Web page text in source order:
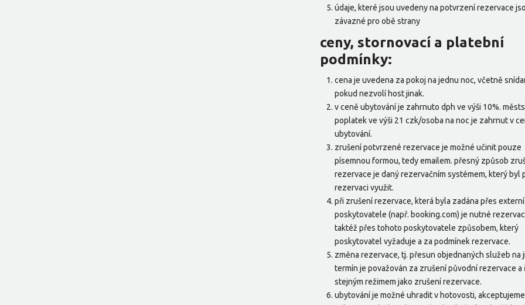
údaje, které jsou uvedeny na potvrzení rezervace
závazné pro obě strany
ceny, stornovací a platební
podmínky:
cena je uvedena za pokoj na jednu noc, včetně
pokud nezvolí host jinak.
v ceně ubytování je zahrnuto dph ve výši 10%.
poplatek ve výši 21 czk/osoba na noc je zahrnut v
ubytování.
zrušení potvrzené rezervace je možné učinit pouze
písemnou formou, tedy emailem. přesný způsob
rezervace je daný rezervačním systémem, který byl
rezervaci využit.
při zrušení rezervace, která byla zadána přes externí
poskytovatele (např. booking.com) je nutné
taktéž přes tohoto poskytovatele způsobem, který
poskytovatel vyžaduje a za podmínek rezervace.
změna rezervace, tj. přesun objednaných služeb na
termín je považován za zrušení původní rezervace a
stejným režimem jako zrušení rezervace.
ubytování je možné uhradit v hotovosti,